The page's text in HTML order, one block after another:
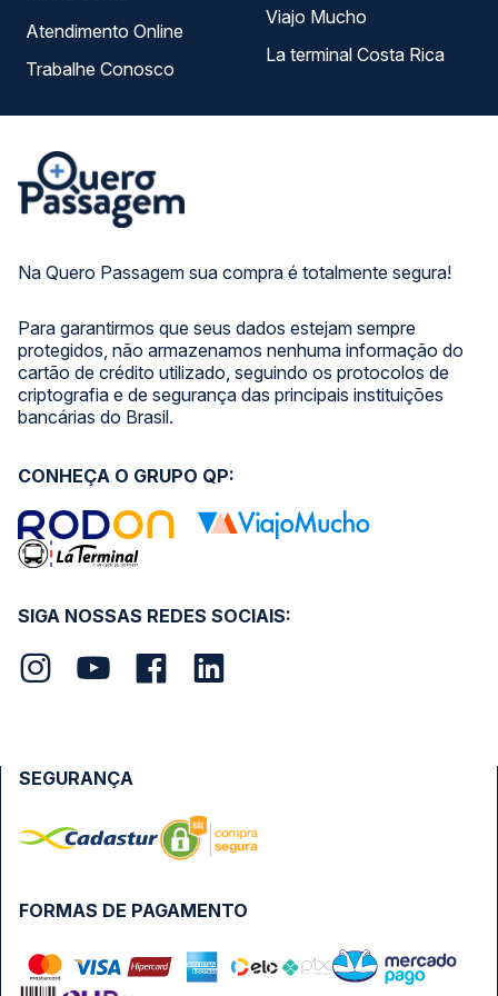
Na Quero Passagem sua compra é totalmente segura!
Para garantirmos que seus dados estejam sempre
protegidos, não armazenamos nenhuma informação do
cartão de crédito utilizado, seguindo os protocolos de
criptografia e de segurança das principais instituições
bancárias do Brasil.
Atendimento Online
Trabalhe Conosco
Viajo Mucho
La terminal Costa Rica
SIGA NOSSAS REDES SOCIAIS:
CONHEÇA O GRUPO QP:
FORMAS DE PAGAMENTO
SEGURANÇA